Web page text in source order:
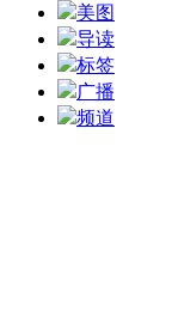
美图
导读
标签
广播
频道